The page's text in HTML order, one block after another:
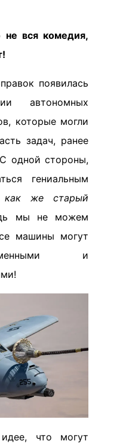
вся комедия,
появилась
автономных
которые могли
задач, ранее
одной стороны,
гениальным
же старый
мы не можем
машины могут
и
что могут